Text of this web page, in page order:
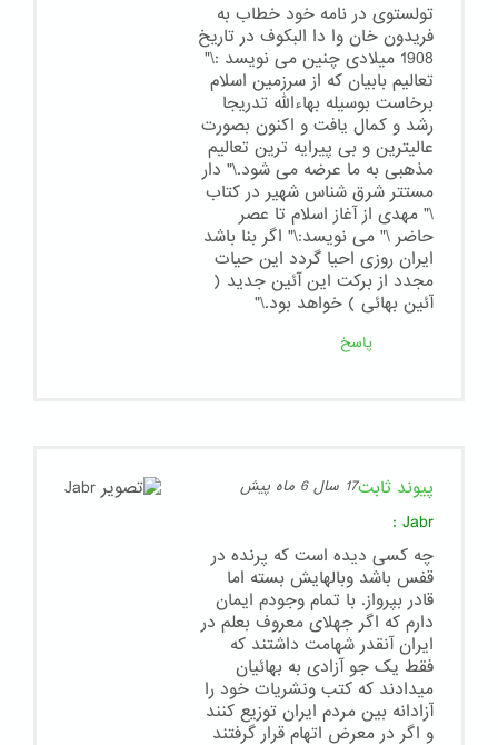
تولستوی در نامه خود خطاب به
فریدون خان وا دا البکوف در تاریخ
1908 میلادی چنین می نویسد :\"
تعالیم بابیان که از سرزمین اسلام
برخاست بوسیله بهاءالله تدریجا
رشد و کمال یافت و اکنون بصورت
عالیترین و بی پیرایه ترین تعالیم
مذهبی به ما عرضه می شود.\" دار
مستتر شرق شناس شهیر در کتاب
\" مهدی از آغاز اسلام تا عصر
حاضر \" می نویسد:\" اگر بنا باشد
ایران روزی احیا گردد این حیات
مجدد از برکت این آئین جدید (
آئین بهائی ) خواهد بود.\"
پاسخ
پیوند ثابت17 سال 6 ماه پیش
Jabr
:
چه کسی دیده است که پرنده در
قفس باشد وبالهایش بسته اما
قادر بپرواز. با تمام وجودم ایمان
دارم که اگر جهلای معروف بعلم در
ایران آنقدر شهامت داشتند که
فقط یک جو آزادی به بهائیان
میدادند که کتب ونشریات خود را
آزادانه بین مردم ایران توزیع کنند
و اگر در معرض اتهام قرار گرفتند